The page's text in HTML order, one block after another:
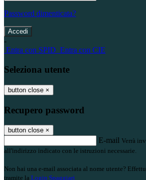
Password dimenticata?
-
Entra con SPID Entra con CIE
Seleziona utente
button close ×
Recupero password
button close ×
E-mail Verrà
all'indirizzo indicato con le istruzioni necessarie.
Non hai una e-mail associata al nome utente?
tramite la Login Spaggiari